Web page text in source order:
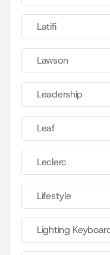
Latifi
Lawson
Leadership
Leaf
Leclerc
Lifestyle
Lighting